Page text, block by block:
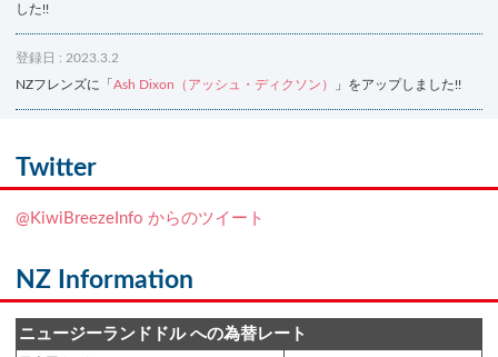
した!!
登録日 : 2023.3.2
NZフレンズに「 Ash Dixon（アッシュ・ディクソン） 」をアップしました!!
NZフレンズに「
登録日 : 2019.4.10
登録日 : 2019.2.28
NZクッキングに「ニュージーランド産キウイの酢の物
Twitter
@KiwiBreezeInfo からのツイート
NZ Information
ニュージーランドドル への為替レート